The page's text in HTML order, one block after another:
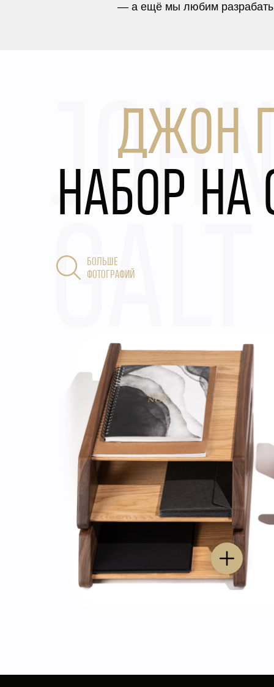
— а ещё мы любим
GALT
ДЖОН
НАБОР НА
БОЛЬШЕ
ФОТОГРАФИЙ